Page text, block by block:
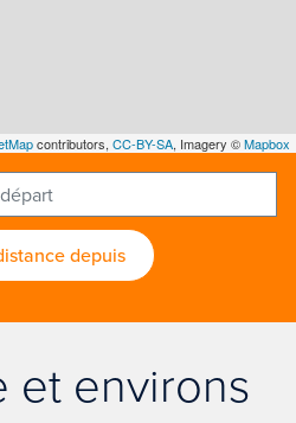
contributors, CC-BY-SA, Imagery ©Mapbox
depuis
et environs